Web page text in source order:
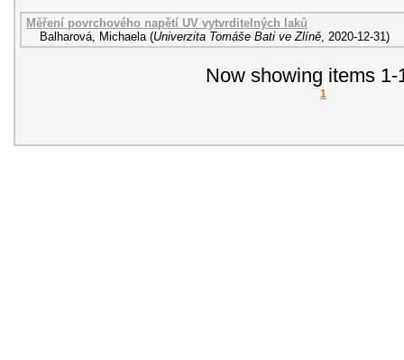
Měření povrchového napětí UV vytvrditelných laků
Balharová, Michaela (Univerzita Tomáše Bati ve Zlíně, 2020-12-31)
Now showing items 1-
1